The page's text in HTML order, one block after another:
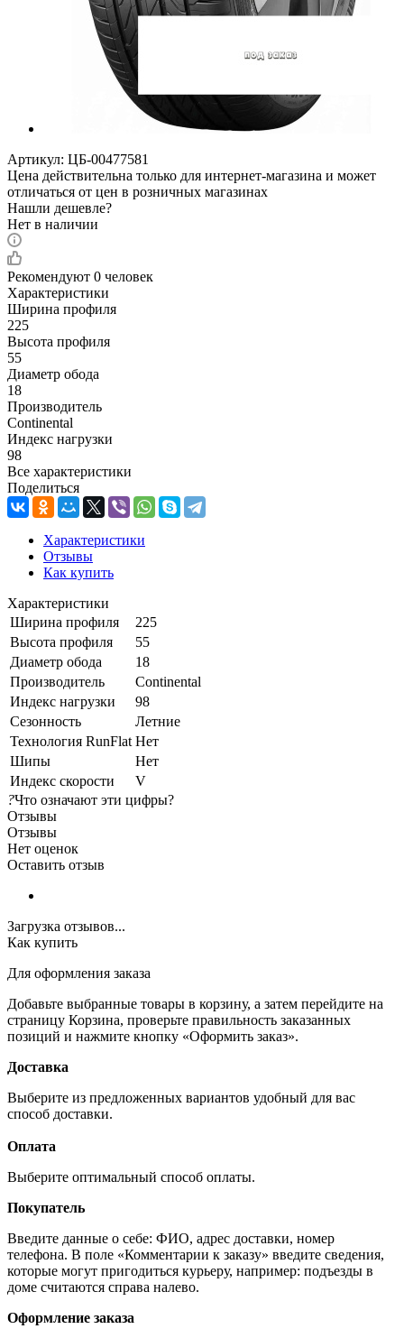
Артикул: ЦБ-00477581
Цена действительна только для интернет-магазина и может
отличаться от цен в розничных магазинах
Нашли дешевле?
Нет в наличии
Рекомендуют 0 человек
Характеристики
Ширина профиля
225
Высота профиля
55
Диаметр обода
18
Производитель
Continental
Индекс нагрузки
98
Все характеристики
Поделиться
Характеристики
Отзывы
Как купить
Характеристики
Ширина профиля
225
Высота профиля
55
Диаметр обода
18
Производитель
Continental
Индекс нагрузки
98
Сезонность
Летние
Технология RunFlat Нет
Шипы
Нет
Индекс скорости
V
?Что означают эти цифры?
Отзывы
Отзывы
Нет оценок
Оставить отзыв
Загрузка отзывов...
Как купить
Для оформления заказа
Добавьте выбранные товары в корзину, а затем перейдите на
страницу Корзина, проверьте правильность заказанных
позиций и нажмите кнопку «Оформить заказ».
Доставка
Выберите из предложенных вариантов удобный для вас
способ доставки.
Оплата
Выберите оптимальный способ оплаты.
Покупатель
Введите данные о себе: ФИО, адрес доставки, номер
телефона. В поле «Комментарии к заказу» введите сведения,
которые могут пригодиться курьеру, например: подъезды в
доме считаются справа налево.
Оформление заказа